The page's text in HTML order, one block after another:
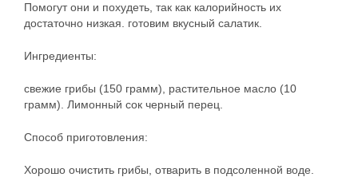
Помогут они и похудеть, так как калорийность их
достаточно низкая. готовим вкусный салатик.
Ингредиенты:
свежие грибы (150 грамм), растительное масло (10
грамм). Лимонный сок черный перец.
Способ приготовления:
Хорошо очистить грибы, отварить в подсоленной воде.